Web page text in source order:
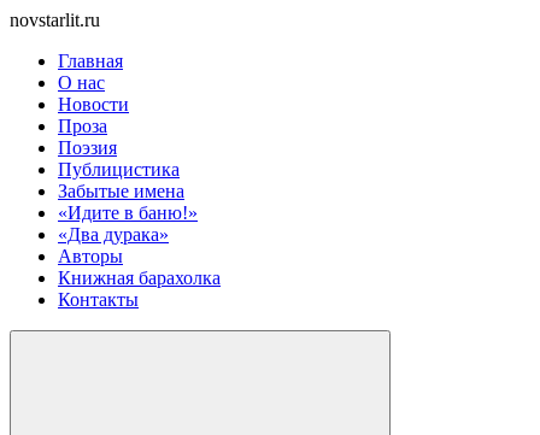
novstarlit.ru
Главная
О нас
Новости
Проза
Поэзия
Публицистика
Забытые имена
«Идите в баню!»
«Два дурака»
Авторы
Книжная барахолка
Контакты